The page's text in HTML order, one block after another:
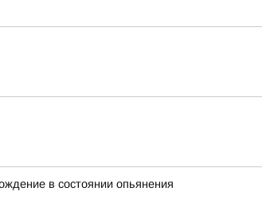
в состоянии опьянения